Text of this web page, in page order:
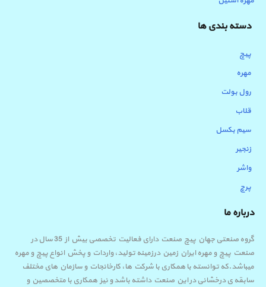
دسته بندی ها
پیچ
مهره
رول بولت
قلاب
سیم بکسل
زنجیر
واشر
پرچ
درباره ما
گروه صنعتی جهان پیچ صنعت دارای فعالیت تخصصی بیش از 35 سال در
صنعت پیچ و مهره ایران زمین درزمینه تولید، واردات و پخش انواع پیچ و مهره
میباشد.که توانسته با همکاری با شرکت ها، کارخانجات و سازمان های مختلف
سابقه ی درخشانی در این صنعت داشته باشد و نیز همکاری با متخصصین و